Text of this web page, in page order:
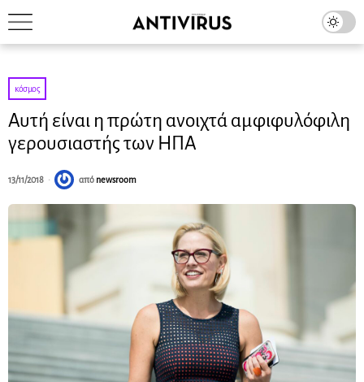
κόσμος
Αυτή είναι η πρώτη ανοιχτά αμφιφυλόφιλη
γερουσιαστής των ΗΠΑ
13/11/2018 από newsroom